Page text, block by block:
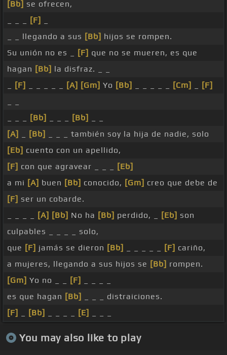
[Bb] se ofrecen,
[F]
_ _ llegando a sus [Bb] hijos se rompen.
Su unión no es _
[F] que no se mueren, es que
hagan [Bb] la disfraz. _ _
[F] [A] [Gm] Yo [Bb] [Cm]
[F]
[Bb] [Bb]
[A]
[Bb]
_ _ _ también soy la hija de nadie, solo
[Eb] cuento con un apellido,
[F] con que agravear _ _ _
[Eb]
a mi [A] buen [Bb] conocido, [Gm] creo que debe de
[F] ser un cobarde.
[A] [Bb] No ha [Bb] perdido, _ [Eb] son
culpables _ _ _ _ solo,
que [F] jamás se dieron [Bb] [F] cariño,
a mujeres, llegando a sus hijos se [Bb] rompen.
[Gm] Yo no _ _ [F]
es que hagan [Bb]
_ _ _ distraiciones.
[F]
[Bb] [E]
You may also like to play